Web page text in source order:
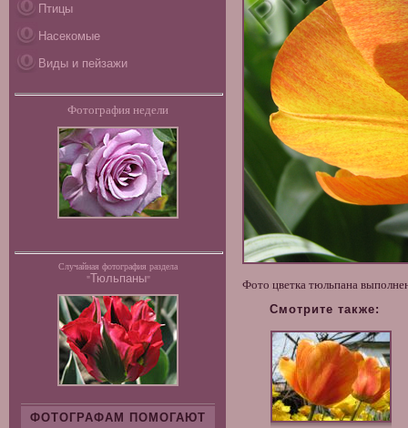
Птицы
Насекомые
Виды и пейзажи
Фотография недели
Случайная фотография раздела
"Тюльпаны"
ФОТОГРАФАМ ПОМОГАЮТ
Фото цветка тюльпана
Смотрите также: